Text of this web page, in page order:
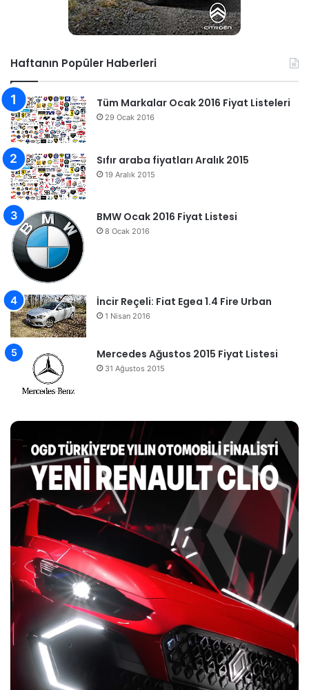
Haftanın Popüler Haberleri
Tüm Markalar Ocak 2016 Fiyat Listeleri
29 Ocak 2016
Sıfır araba fiyatları Aralık 2015
19 Aralık 2015
BMW Ocak 2016 Fiyat Listesi
8 Ocak 2016
İncir Reçeli: Fiat Egea 1.4 Fire Urban
1 Nisan 2016
Mercedes Ağustos 2015 Fiyat Listesi
31 Ağustos 2015